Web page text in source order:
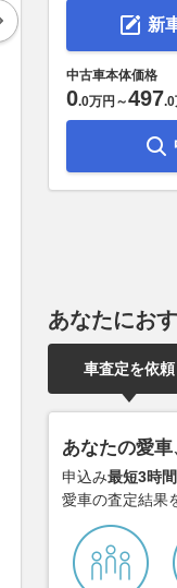
超ラップでベッツェッ
スGP プラクティス
新
中古車本体価格
0.0万円 ～497.0
あなたにお
車査定を依頼
あなたの愛車
申込み最短3時
愛車の査定結果